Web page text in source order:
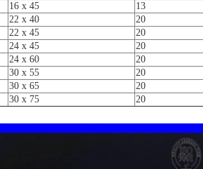
16 x 45
13
22 x 40
20
22 x 45
20
24 x 45
20
24 x 60
20
30 x 55
20
30 x 65
20
30 x 75 20